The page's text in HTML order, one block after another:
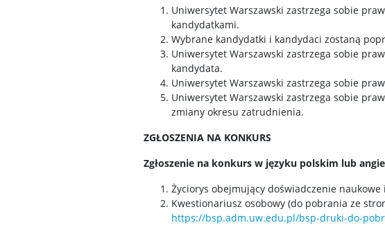
Uniwersytet Warszawski zastrzega sobie
kandydatkami.
Wybrane kandydatki i kandydaci zostaną
Uniwersytet Warszawski zastrzega sobie
kandydata.
Uniwersytet Warszawski zastrzega sobie
Uniwersytet Warszawski zastrzega sobie
zmiany okresu zatrudnienia.
ZGŁOSZENIA NA KONKURS
Zgłoszenie na konkurs w języku polskim lub
Życiorys obejmujący doświadczenie naukowe
Kwestionariusz osobowy (do pobrania ze
https://bsp.adm.uw.edu.pl/bsp-druki-do-